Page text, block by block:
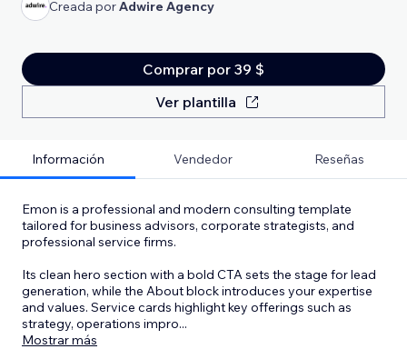
Creada porAdwire Agency
Comprar por 39 $
Ver plantilla
Información Vendedor Reseñas
Emon is a professional and modern consulting template
tailored for business advisors, corporate strategists, and
professional service firms.
Its clean hero section with a bold CTA sets the stage for lead
generation, while the About block introduces your expertise
and values. Service cards highlight key offerings such as
strategy, operations impro...
Mostrar más